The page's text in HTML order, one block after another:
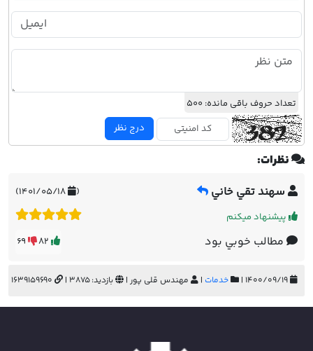
تعداد حروف باقی مانده: 500
درج نظر
نظرات:
سهند تقي خاني (
پیشنهاد میکنم
مطالب خوبي بود
خدمات | مهندس قلی پور | بازدید: 3875 | 1639159690